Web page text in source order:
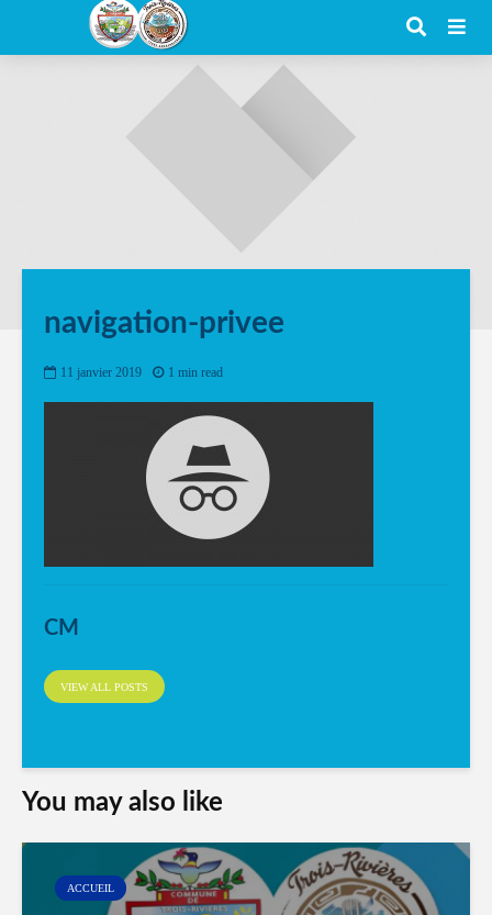
navigation-privee
11 janvier 2019 1 min read
CM
VIEW ALL POSTS
You may also like
ACCUEIL